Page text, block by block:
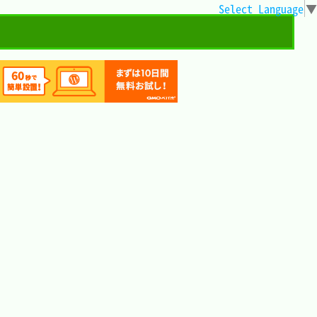
Select Language▼